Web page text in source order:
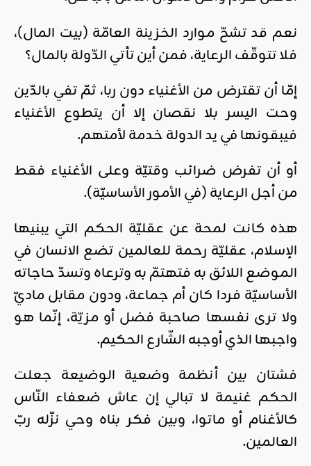
نعم قد تشحّ موارد الخزينة العامّة (بيت المال)،
فلا تتوقّف الرعاية، فمن أين تأتي الدّولة بالمال؟
إمّا أن تقترض من الأغنياء دون ربا، ثمّ تفي بالدّين
وحت اليسر بلا نقصان إلا أن يتطوع الأغنياء
فيبقونها في يد الدولة خدمة لأمتهم.
أو أن تفرض ضرائب وقتيّة وعلى الأغنياء فقط
من أجل الرعاية (في الأمور الأساسيّة).
هذه كانت لمحة عن عقليّة الحكم التي يبنيها
الإسلام، عقليّة رحمة للعالمين تضع الانسان في
الموضع اللائق به فتهتمّ به وترعاه وتسدّ حاجاته
الأساسيّة فردا كان أم جماعة، ودون مقابل ماديّ
ولا ترى نفسها صاحبة فضل أو مزيّة، إنّما هو
واجبها الذي أوجبه الشّارع الحكيم.
فشتان بين أنظمة وضعية الوضيعة جعلت
الحكم غنيمة لا تبالي إن عاش ضعفاء النّاس
كالأغنام أو ماتوا، وبين فكر بناه وحي نزّله ربّ
العالمين.